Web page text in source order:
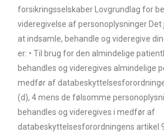
forsikringsselskaber Lovgrundlag for
videregivelse af personoplysninger
at indsamle, behandle og videregive
er: • Til brug for den almindelige
behandles og videregives almindelige
medfør af
(d), 4 mens de følsomme
behandles og videregives i medfør af
databeskyttelsesforordningens artikel